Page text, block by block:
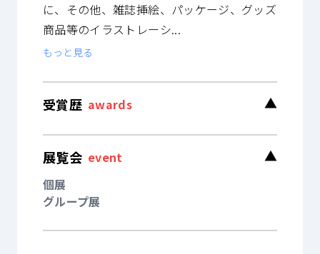
に、その他、雑誌挿絵、パッケージ、グッズ
商品等のイラストレーシ...
もっと見る
受賞歴 awards ▼
展覧会 event ▼
個展
グループ展